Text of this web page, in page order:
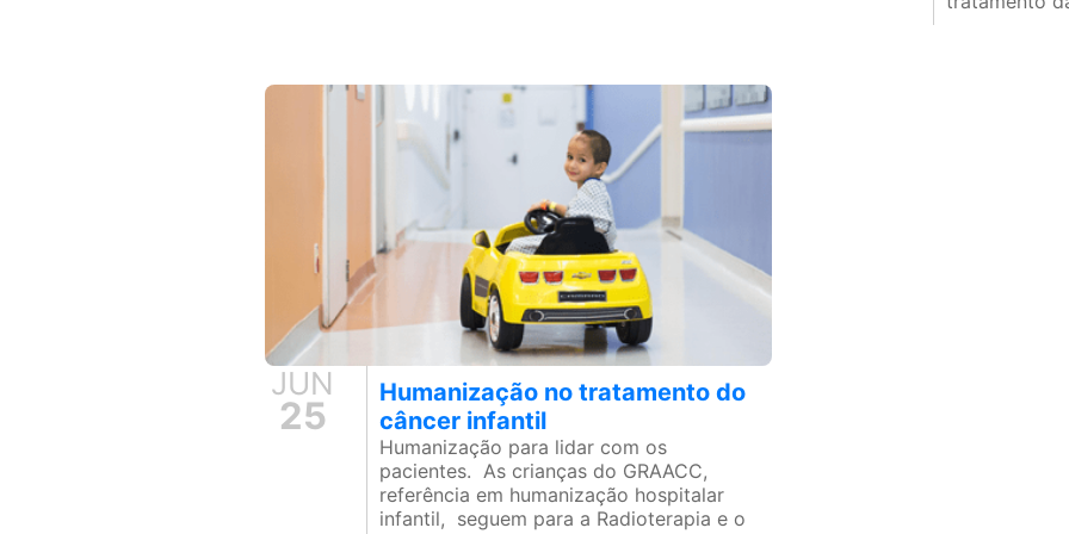
JUN
25
Humanização no tratamento do
câncer infantil
Humanização para lidar com os
pacientes. As crianças do GRAACC,
referência em humanização hospitalar
infantil, seguem para a Radioterapia e o